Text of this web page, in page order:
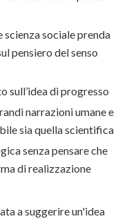
sociale prenda
pensiero del senso
sull’idea di progresso
narrazioni umane e
sia quella scientifica
senza pensare che
di realizzazione
a suggerire un'idea